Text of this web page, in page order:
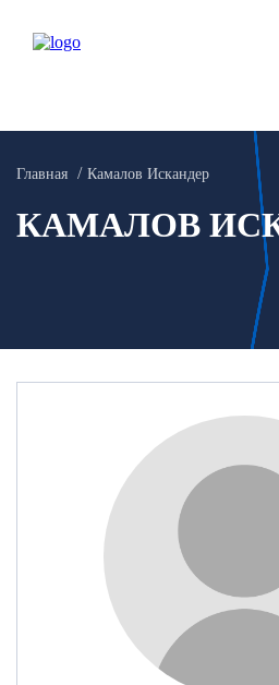
Главная Камалов Искандер
КАМАЛОВ